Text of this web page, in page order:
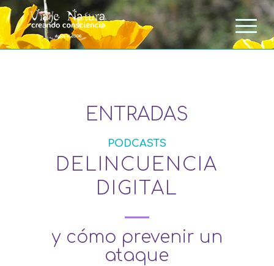
ENTRADAS
PODCASTS
DELINCUENCIA
DIGITAL
y cómo prevenir un
ataque